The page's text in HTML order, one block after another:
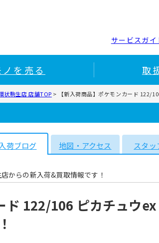
サービスガイ
ノを売る 取
状駒生店 店舗TOP > 【新入荷商品】ポケモンカード 122/
荷ブログ 地図・アクセス スタッ
からの新入荷&買取情報です！
ド 122/106 ピカチュウex